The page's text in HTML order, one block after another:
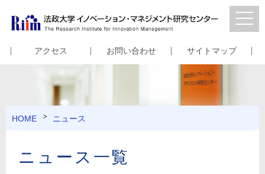
アクセス お問い合わせ サイトマップ
HOME ニュース
ニュース一覧